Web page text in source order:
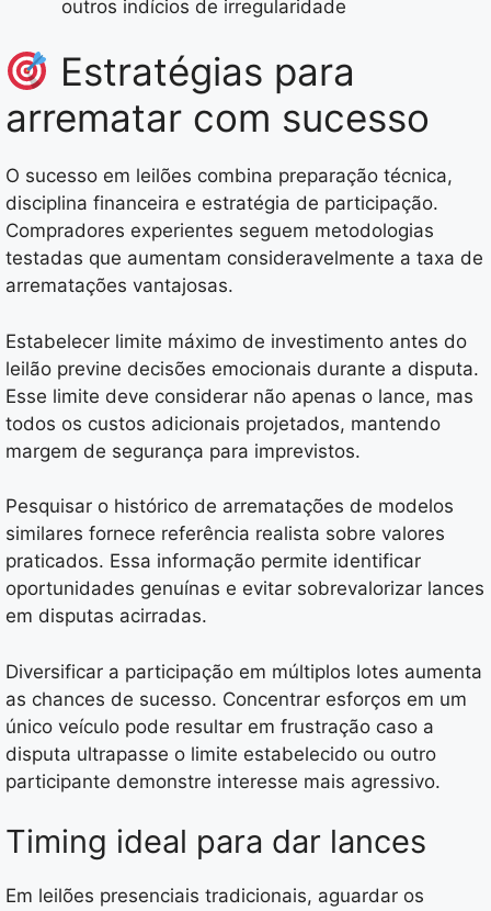
outros indícios de irregularidade
Estratégias para
arrematar com sucesso
O sucesso em leilões combina preparação técnica,
disciplina financeira e estratégia de participação.
Compradores experientes seguem metodologias
testadas que aumentam consideravelmente a taxa de
arrematações vantajosas.
Estabelecer limite máximo de investimento antes do
leilão previne decisões emocionais durante a disputa.
Esse limite deve considerar não apenas o lance, mas
todos os custos adicionais projetados, mantendo
margem de segurança para imprevistos.
Pesquisar o histórico de arrematações de modelos
similares fornece referência realista sobre valores
praticados. Essa informação permite identificar
oportunidades genuínas e evitar sobrevalorizar lances
em disputas acirradas.
Diversificar a participação em múltiplos lotes aumenta
as chances de sucesso. Concentrar esforços em um
único veículo pode resultar em frustração caso a
disputa ultrapasse o limite estabelecido ou outro
participante demonstre interesse mais agressivo.
Timing ideal para dar lances
Em leilões presenciais tradicionais, aguardar os